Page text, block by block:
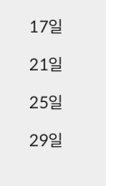
17일
21일
25일
29일